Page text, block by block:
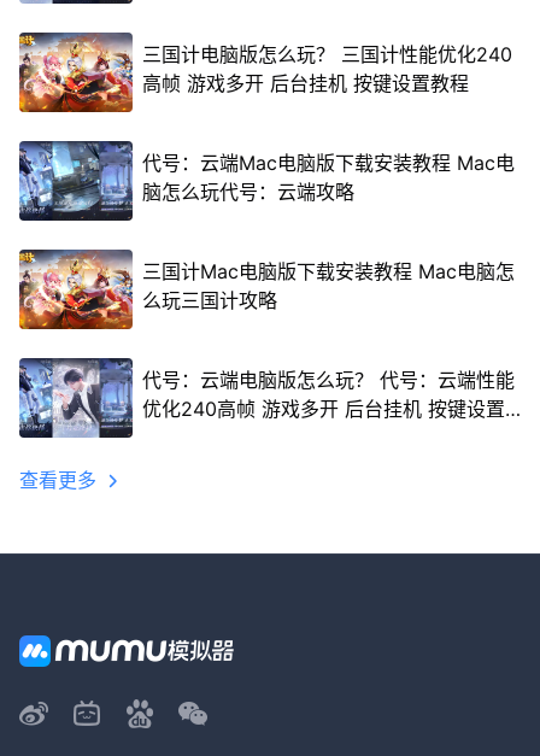
三国计电脑版怎么玩？ 三国计性能优化240
高帧 游戏多开 后台挂机 按键设置教程
代号：云端Mac电脑版下载安装教程 Mac电
脑怎么玩代号：云端攻略
三国计Mac电脑版下载安装教程 Mac电脑怎
么玩三国计攻略
代号：云端电脑版怎么玩？ 代号：云端性能
优化240高帧 游戏多开 后台挂机 按键设置
查看更多